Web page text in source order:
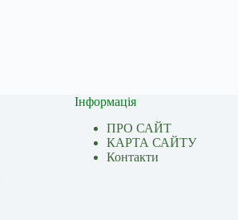
Інформація
ПРО САЙТ
КАРТА САЙТУ
Контакти